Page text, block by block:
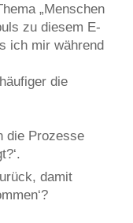
„Menschen
zu diesem E-
ich mir während
die
die Prozesse
damit